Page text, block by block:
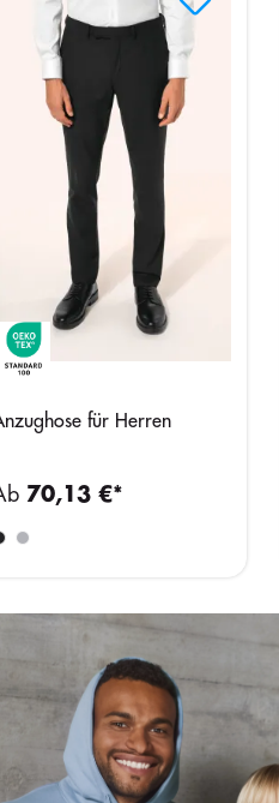
für Herren
70,13 €*